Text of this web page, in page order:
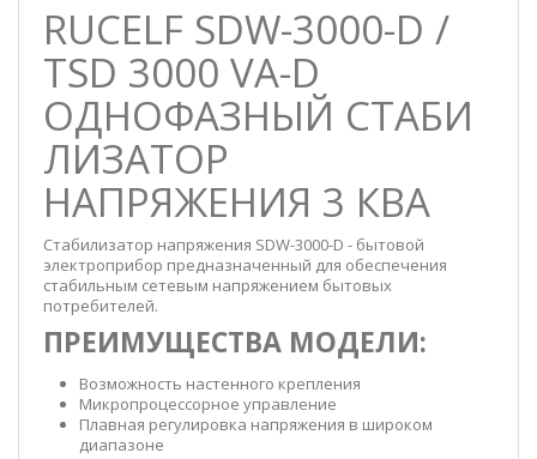
RUCELF SDW-3000-D /
TSD 3000 VA-D
ОДНОФАЗНЫЙ СТАБИ
ЛИЗАТОР
НАПРЯЖЕНИЯ 3 КВА
Стабилизатор напряжения SDW-3000-D - бытовой
электроприбор предназначенный для обеспечения
стабильным сетевым напряжением бытовых
потребителей.
ПРЕИМУЩЕСТВА МОДЕЛИ:
Возможность настенного крепления
Микропроцессорное управление
Плавная регулировка напряжения в широком
диапазоне